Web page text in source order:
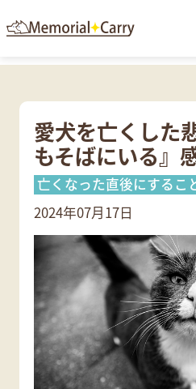
愛犬を亡くした
もそばにいる』
亡くなった直後にするこ
2024年07月17日